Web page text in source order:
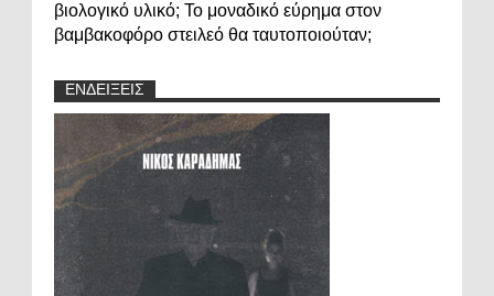
βιολογικό υλικό; Το μοναδικό εύρημα στον
βαμβακοφόρο στειλεό θα ταυτοποιούταν;
ΕΝΔΕΙΞΕΙΣ